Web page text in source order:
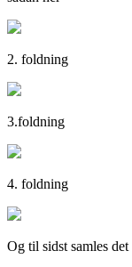
2. foldning
3.foldning
4. foldning
Og til sidst samles